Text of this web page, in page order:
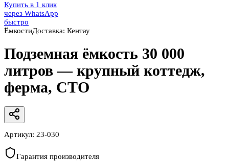
Купить в 1 клик
через WhatsApp
быстро
ЁмкостиДоставка: Кентау
Подземная ёмкость 30 000
литров — крупный коттедж,
ферма, СТО
Артикул: 23-030
Гарантия производителя